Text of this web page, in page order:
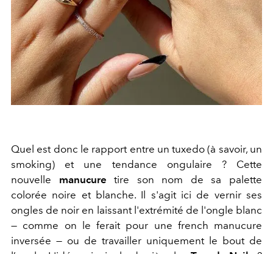
Quel est donc le rapport entre un tuxedo (à savoir, un
smoking) et une tendance ongulaire ? Cette
nouvelle
manucure
tire son nom de sa palette
colorée noire et blanche. Il s'agit ici de vernir ses
ongles de noir en laissant l'extrémité de l'ongle blanc
— comme on le ferait pour une french manucure
inversée — ou de travailler uniquement le bout de